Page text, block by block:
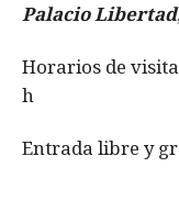
Palacio Libertad
Horarios de
h
Entrada libre y